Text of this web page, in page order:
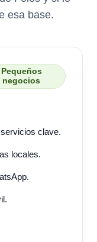
esa base.
Pequeños
negocios
clave.
locales.